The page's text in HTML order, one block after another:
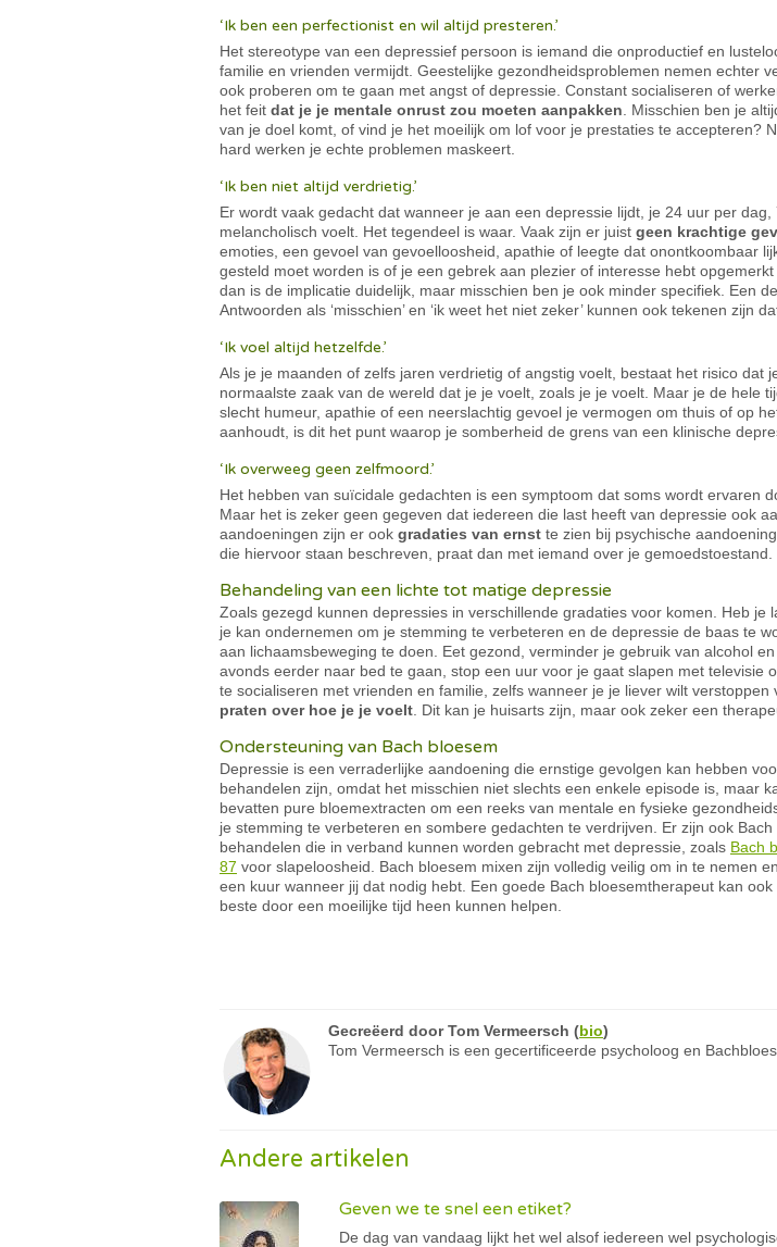
‘Ik ben een perfectionist en wil altijd presteren.’
Het stereotype van een depressief persoon is iemand die onproductief en
familie en vrienden vermijdt. Geestelijke gezondheidsproblemen nemen echter
ook proberen om te gaan met angst of depressie. Constant socialiseren of
het feit dat je je mentale onrust zou moeten aanpakken . Misschien ben je
van je doel komt, of vind je het moeilijk om lof voor je prestaties te accepteren?
hard werken je echte problemen maskeert.
‘Ik ben niet altijd verdrietig.’
Er wordt vaak gedacht dat wanneer je aan een depressie lijdt, je 24 uur per
melancholisch voelt. Het tegendeel is waar. Vaak zijn er juist geen krachtige
emoties, een gevoel van gevoelloosheid, apathie of leegte dat onontkoombaar
gesteld moet worden is of je een gebrek aan plezier of interesse hebt opgemerkt
dan is de implicatie duidelijk, maar misschien ben je ook minder specifiek. Een
Antwoorden als ‘misschien’ en ‘ik weet het niet zeker’ kunnen ook tekenen zijn
‘Ik voel altijd hetzelfde.’
Als je je maanden of zelfs jaren verdrietig of angstig voelt, bestaat het risico dat
normaalste zaak van de wereld dat je je voelt, zoals je je voelt. Maar je de hele
slecht humeur, apathie of een neerslachtig gevoel je vermogen om thuis of op
aanhoudt, is dit het punt waarop je somberheid de grens van een klinische
‘Ik overweeg geen zelfmoord.’
Het hebben van suïcidale gedachten is een symptoom dat soms wordt ervaren
Maar het is zeker geen gegeven dat iedereen die last heeft van depressie ook
aandoeningen zijn er ook gradaties van ernst te zien bij psychische
die hiervoor staan beschreven, praat dan met iemand over je gemoedstoestand.
Behandeling van een lichte tot matige depressie
Zoals gezegd kunnen depressies in verschillende gradaties voor komen. Heb
je kan ondernemen om je stemming te verbeteren en de depressie de baas te
aan lichaamsbeweging te doen. Eet gezond, verminder je gebruik van alcohol
avonds eerder naar bed te gaan, stop een uur voor je gaat slapen met
te socialiseren met vrienden en familie, zelfs wanneer je je liever wilt
praten over hoe je je voelt . Dit kan je huisarts zijn, maar ook zeker een
Ondersteuning van Bach bloesem
Depressie is een verraderlijke aandoening die ernstige gevolgen kan hebben
behandelen zijn, omdat het misschien niet slechts een enkele episode is, maar
bevatten pure bloemextracten om een reeks van mentale en fysieke
je stemming te verbeteren en sombere gedachten te verdrijven. Er zijn ook
behandelen die in verband kunnen worden gebracht met depressie, zoals Bach
87 voor slapeloosheid. Bach bloesem mixen zijn volledig veilig om in te nemen
een kuur wanneer jij dat nodig hebt. Een goede Bach bloesemtherapeut kan
beste door een moeilijke tijd heen kunnen helpen.
Gecreëerd doorTom Vermeersch (bio)
Tom Vermeersch is een gecertificeerde psycholoog en
Andere artikelen
Geven we te snel een etiket?
De dag van vandaag lijkt het wel alsof iedereen wel